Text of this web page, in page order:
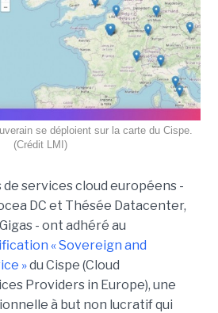
se déploient sur la carte du Cispe.
(Crédit LMI)
services cloud européens -
DC et Thésée Datacenter,
- ont adhéré au
« Sovereign and
»du Cispe (Cloud
Providers in Europe), une
à but non lucratif qui